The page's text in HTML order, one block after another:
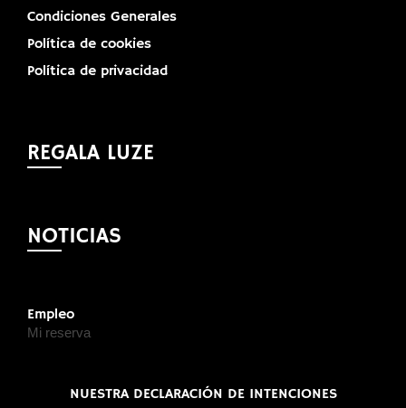
Condiciones Generales
Política de cookies
Política de privacidad
REGALA LUZE
NOTICIAS
Empleo
Mi reserva
NUESTRA DECLARACIÓN DE INTENCIONES